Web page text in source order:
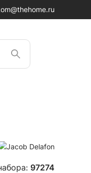
97274